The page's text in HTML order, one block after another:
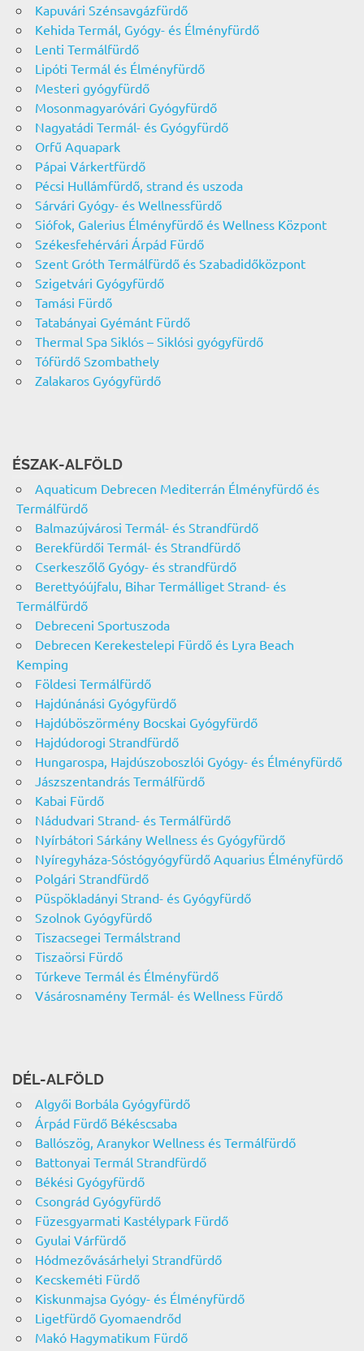
Kapuvári Szénsavgázfürdő
Kehida Termál, Gyógy- és Élményfürdő
Lenti Termálfürdő
Lipóti Termál és Élményfürdő
Mesteri gyógyfürdő
Mosonmagyaróvári Gyógyfürdő
Nagyatádi Termál- és Gyógyfürdő
Orfű Aquapark
Pápai Várkertfürdő
Pécsi Hullámfürdő, strand és uszoda
Sárvári Gyógy- és Wellnessfürdő
Siófok, Galerius Élményfürdő és Wellness Központ
Székesfehérvári Árpád Fürdő
Szent Gróth Termálfürdő és Szabadidőközpont
Szigetvári Gyógyfürdő
Tamási Fürdő
Tatabányai Gyémánt Fürdő
Thermal Spa Siklós – Siklósi gyógyfürdő
Tófürdő Szombathely
Zalakaros Gyógyfürdő
ÉSZAK-ALFÖLD
Aquaticum Debrecen Mediterrán Élményfürdő és
Termálfürdő
Balmazújvárosi Termál- és Strandfürdő
Berekfürdői Termál- és Strandfürdő
Cserkeszőlő Gyógy- és strandfürdő
Berettyóújfalu, Bihar Termálliget Strand- és
Termálfürdő
Debreceni Sportuszoda
Debrecen Kerekestelepi Fürdő és Lyra Beach
Kemping
Földesi Termálfürdő
Hajdúnánási Gyógyfürdő
Hajdúböszörmény Bocskai Gyógyfürdő
Hajdúdorogi Strandfürdő
Hungarospa, Hajdúszoboszlói Gyógy- és Élményfürdő
Jászszentandrás Termálfürdő
Kabai Fürdő
Nádudvari Strand- és Termálfürdő
Nyírbátori Sárkány Wellness és Gyógyfürdő
Nyíregyháza-Sóstógyógyfürdő Aquarius Élményfürdő
Polgári Strandfürdő
Püspökladányi Strand- és Gyógyfürdő
Szolnok Gyógyfürdő
Tiszacsegei Termálstrand
Tiszaörsi Fürdő
Túrkeve Termál és Élményfürdő
Vásárosnamény Termál- és Wellness Fürdő
DÉL-ALFÖLD
Algyői Borbála Gyógyfürdő
Árpád Fürdő Békéscsaba
Ballószög, Aranykor Wellness és Termálfürdő
Battonyai Termál Strandfürdő
Békési Gyógyfürdő
Csongrád Gyógyfürdő
Füzesgyarmati Kastélypark Fürdő
Gyulai Várfürdő
Hódmezővásárhelyi Strandfürdő
Kecskeméti Fürdő
Kiskunmajsa Gyógy- és Élményfürdő
Ligetfürdő Gyomaendrőd
Makó Hagymatikum Fürdő